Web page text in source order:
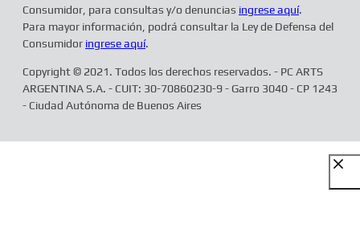
Consumidor, para consultas y/o denuncias ingrese aquí.
Para mayor información, podrá consultar la Ley de Defensa del
Consumidor ingrese aquí.
Copyright © 2021. Todos los derechos reservados. - PC ARTS
ARGENTINA S.A. - CUIT: 30-70860230-9 - Garro 3040 - CP 1243
- Ciudad Autónoma de Buenos Aires